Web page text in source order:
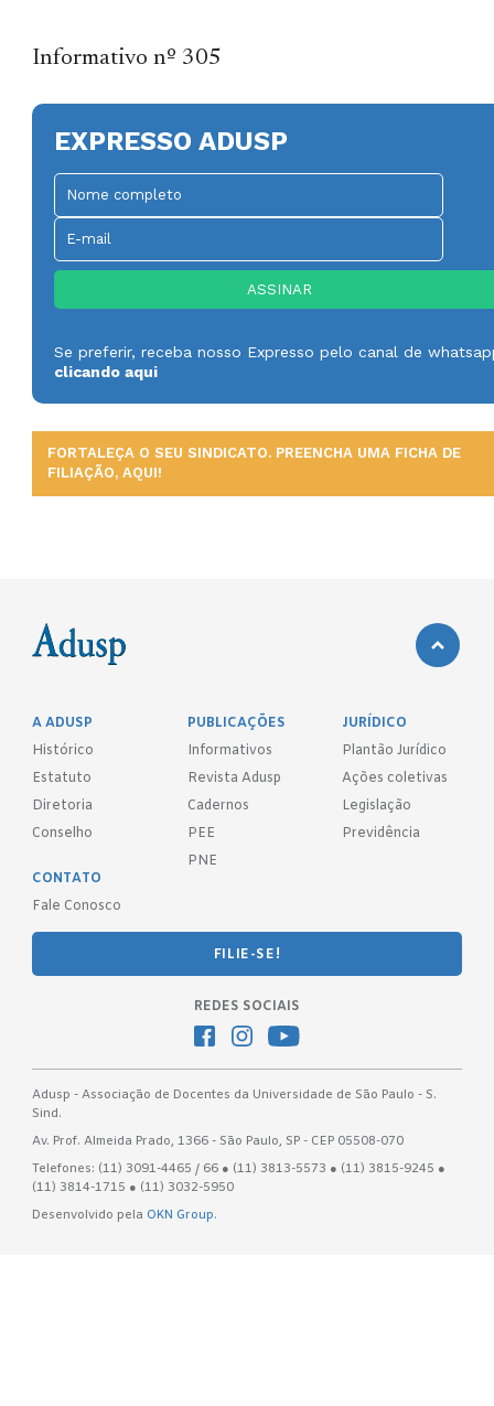
Informativo nº 305
EXPRESSO ADUSP
Se preferir, receba nosso Expresso pelo canal de
clicando aqui
FORTALEÇA O SEU SINDICATO. PREENCHA UMA FICHA DE
FILIAÇÃO, AQUI!
A ADUSP
Histórico
Estatuto
Diretoria
Conselho
PUBLICAÇÕES
Informativos
Revista Adusp
Cadernos
PEE
PNE
JURÍDICO
Plantão Jurídico
Ações coletivas
Legislação
Previdência
CONTATO
Fale Conosco
FILIE-SE!
REDES SOCIAIS
Adusp - Associação de Docentes da Universidade de São Paulo - S.
Sind.
Av. Prof. Almeida Prado, 1366 - São Paulo, SP - CEP 05508-070
Telefones: (11) 3091-4465 / 66 ● (11) 3813-5573 ● (11) 3815-9245 ●
(11) 3814-1715 ● (11) 3032-5950
Desenvolvido pela OKN Group.